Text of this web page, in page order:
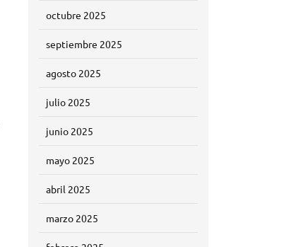
octubre 2025
septiembre 2025
agosto 2025
julio 2025
junio 2025
mayo 2025
abril 2025
marzo 2025